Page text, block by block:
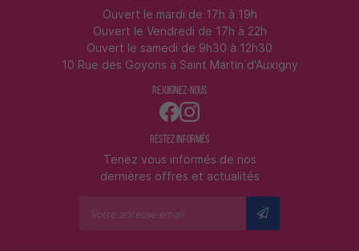
Ouvert le mardi de 17h à 19h
Ouvert le Vendredi de 17h à 22h
Ouvert le samedi de 9h30 à 12h30
10 Rue des Goyons à Saint Martin d'Auxigny
REJOIGNEZ-NOUS
RESTEZ INFORMÉS
Tenez vous informés de nos
dernières offres et actualités